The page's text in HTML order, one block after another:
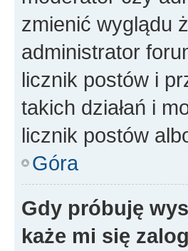
zmienić wyglądu
administrator
licznik postów i
takich działań i
licznik postów
Góra
Gdy próbuję
każe mi się